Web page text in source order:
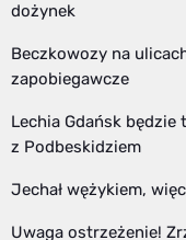
dożynek
Beczkowozy na
zapobiegawcze
Lechia Gdańsk
z Podbeskidziem
Jechał wężykiem,
Uwaga ostrzeżenie!